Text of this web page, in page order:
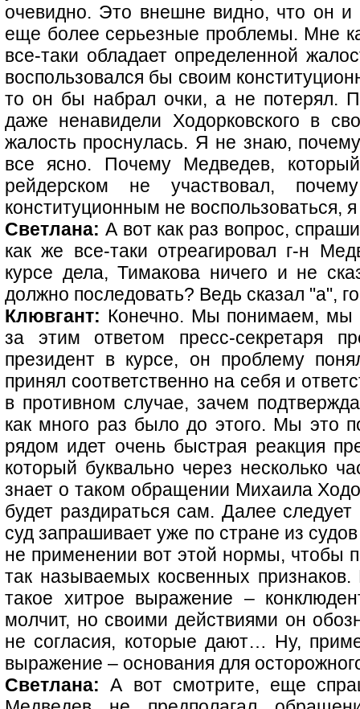
очевидно. Это внешне видно, что он
еще более серьезные проблемы. Мне
все-таки обладает определенной
воспользовался бы своим
то он бы набрал очки, а не потерял.
даже ненавидели Ходорковского в
жалость проснулась. Я не знаю,
все ясно. Почему Медведев,
рейдерском не участвовал,
конституционным не воспользоваться,
Светлана: А вот как раз вопрос,
как же все-таки отреагировал г-н
курсе дела, Тимакова ничего и не
должно последовать? Ведь сказал "а",
Клювгант: Конечно. Мы понимаем, мы
за этим ответом пресс-секретаря
президент в курсе, он проблему
принял соответственно на себя и
в противном случае, зачем
как много раз было до этого. Мы это
рядом идет очень быстрая реакция
который буквально через несколько
знает о таком обращении Михаила
будет раздираться сам. Далее
суд запрашивает уже по стране из
не применении вот этой нормы, чтобы
так называемых косвенных
такое хитрое выражение –
молчит, но своими действиями он
не согласия, которые дают… Ну,
выражение – основания для
Светлана: А вот смотрите, еще